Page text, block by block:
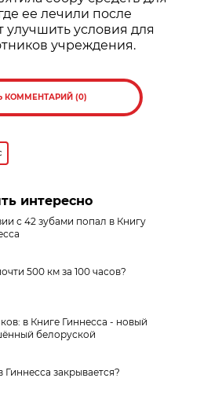
ее лечили после
улучшить условия для
учреждения.
КОММЕНТАРИЙ (0)
интересно
с 42 зубами попал в Книгу
500 км за 100 часов?
в Книге Гиннесса - новый
белоруской
Гиннесса закрывается?